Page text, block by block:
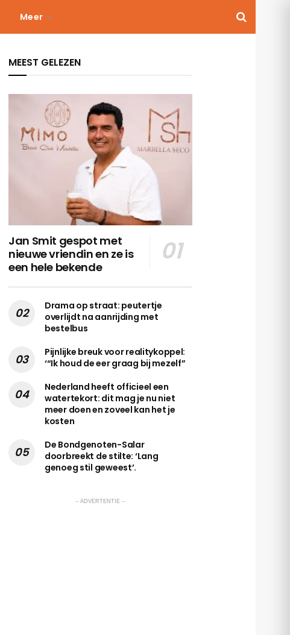
Meer
MEEST GELEZEN
Jan Smit gespot met
nieuwe vriendin en ze is
een hele bekende
Drama op straat: peutertje
overlijdt na aanrijding met
bestelbus
Pijnlijke breuk voor realitykoppel:
‘“Ik houd de eer graag bij mezelf”
Nederland heeft officieel een
watertekort: dit mag je nu niet
meer doen en zoveel kan het je
kosten
De Bondgenoten-Salar
doorbreekt de stilte: ‘Lang
genoeg stil geweest’.
-- ADVERTENTIE --